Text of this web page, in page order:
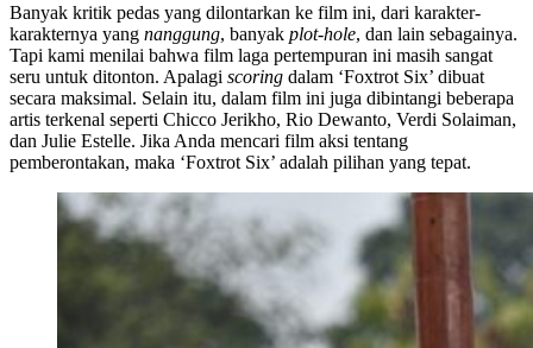
Banyak kritik pedas yang dilontarkan ke film ini, dari karakter-
karakternya yang nanggung, banyak plot-hole, dan lain sebagainya.
Tapi kami menilai bahwa film laga pertempuran ini masih sangat
seru untuk ditonton. Apalagi scoring dalam ‘Foxtrot Six’ dibuat
secara maksimal. Selain itu, dalam film ini juga dibintangi beberapa
artis terkenal seperti Chicco Jerikho, Rio Dewanto, Verdi Solaiman,
dan Julie Estelle. Jika Anda mencari film aksi tentang
pemberontakan, maka ‘Foxtrot Six’ adalah pilihan yang tepat.